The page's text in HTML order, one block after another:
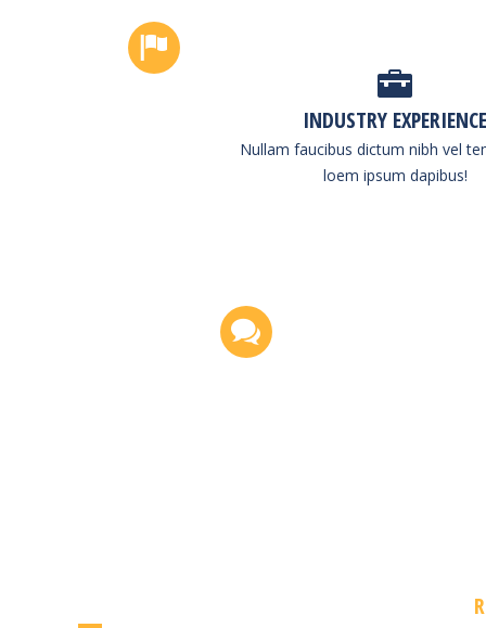
INDUSTRY EXPERIENCE
Nullam faucibus dictum nibh vel
loem ipsum dapibus!